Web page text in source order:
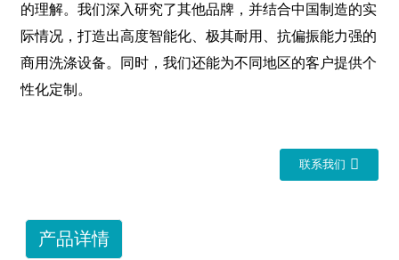
的理解。我们深入研究了其他品牌，并结合中国制造的实
际情况，打造出高度智能化、极其耐用、抗偏振能力强的
商用洗涤设备。同时，我们还能为不同地区的客户提供个
性化定制。
联系我们
产品详情